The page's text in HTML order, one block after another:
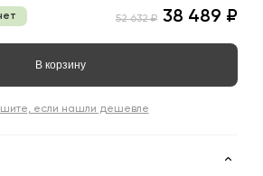
52 632 ₽ 38 489 ₽
В корзину
если нашли дешевле